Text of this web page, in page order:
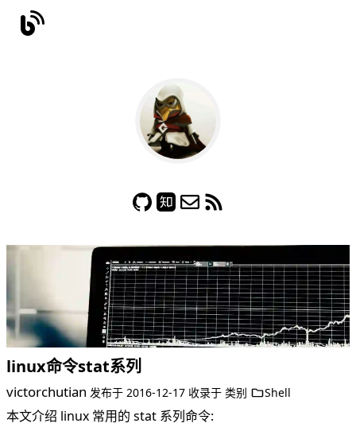
linux命令stat系列
victorchutian 发布于 2016-12-17 收录于 类别 Shell
本文介绍 linux 常用的 stat 系列命令: